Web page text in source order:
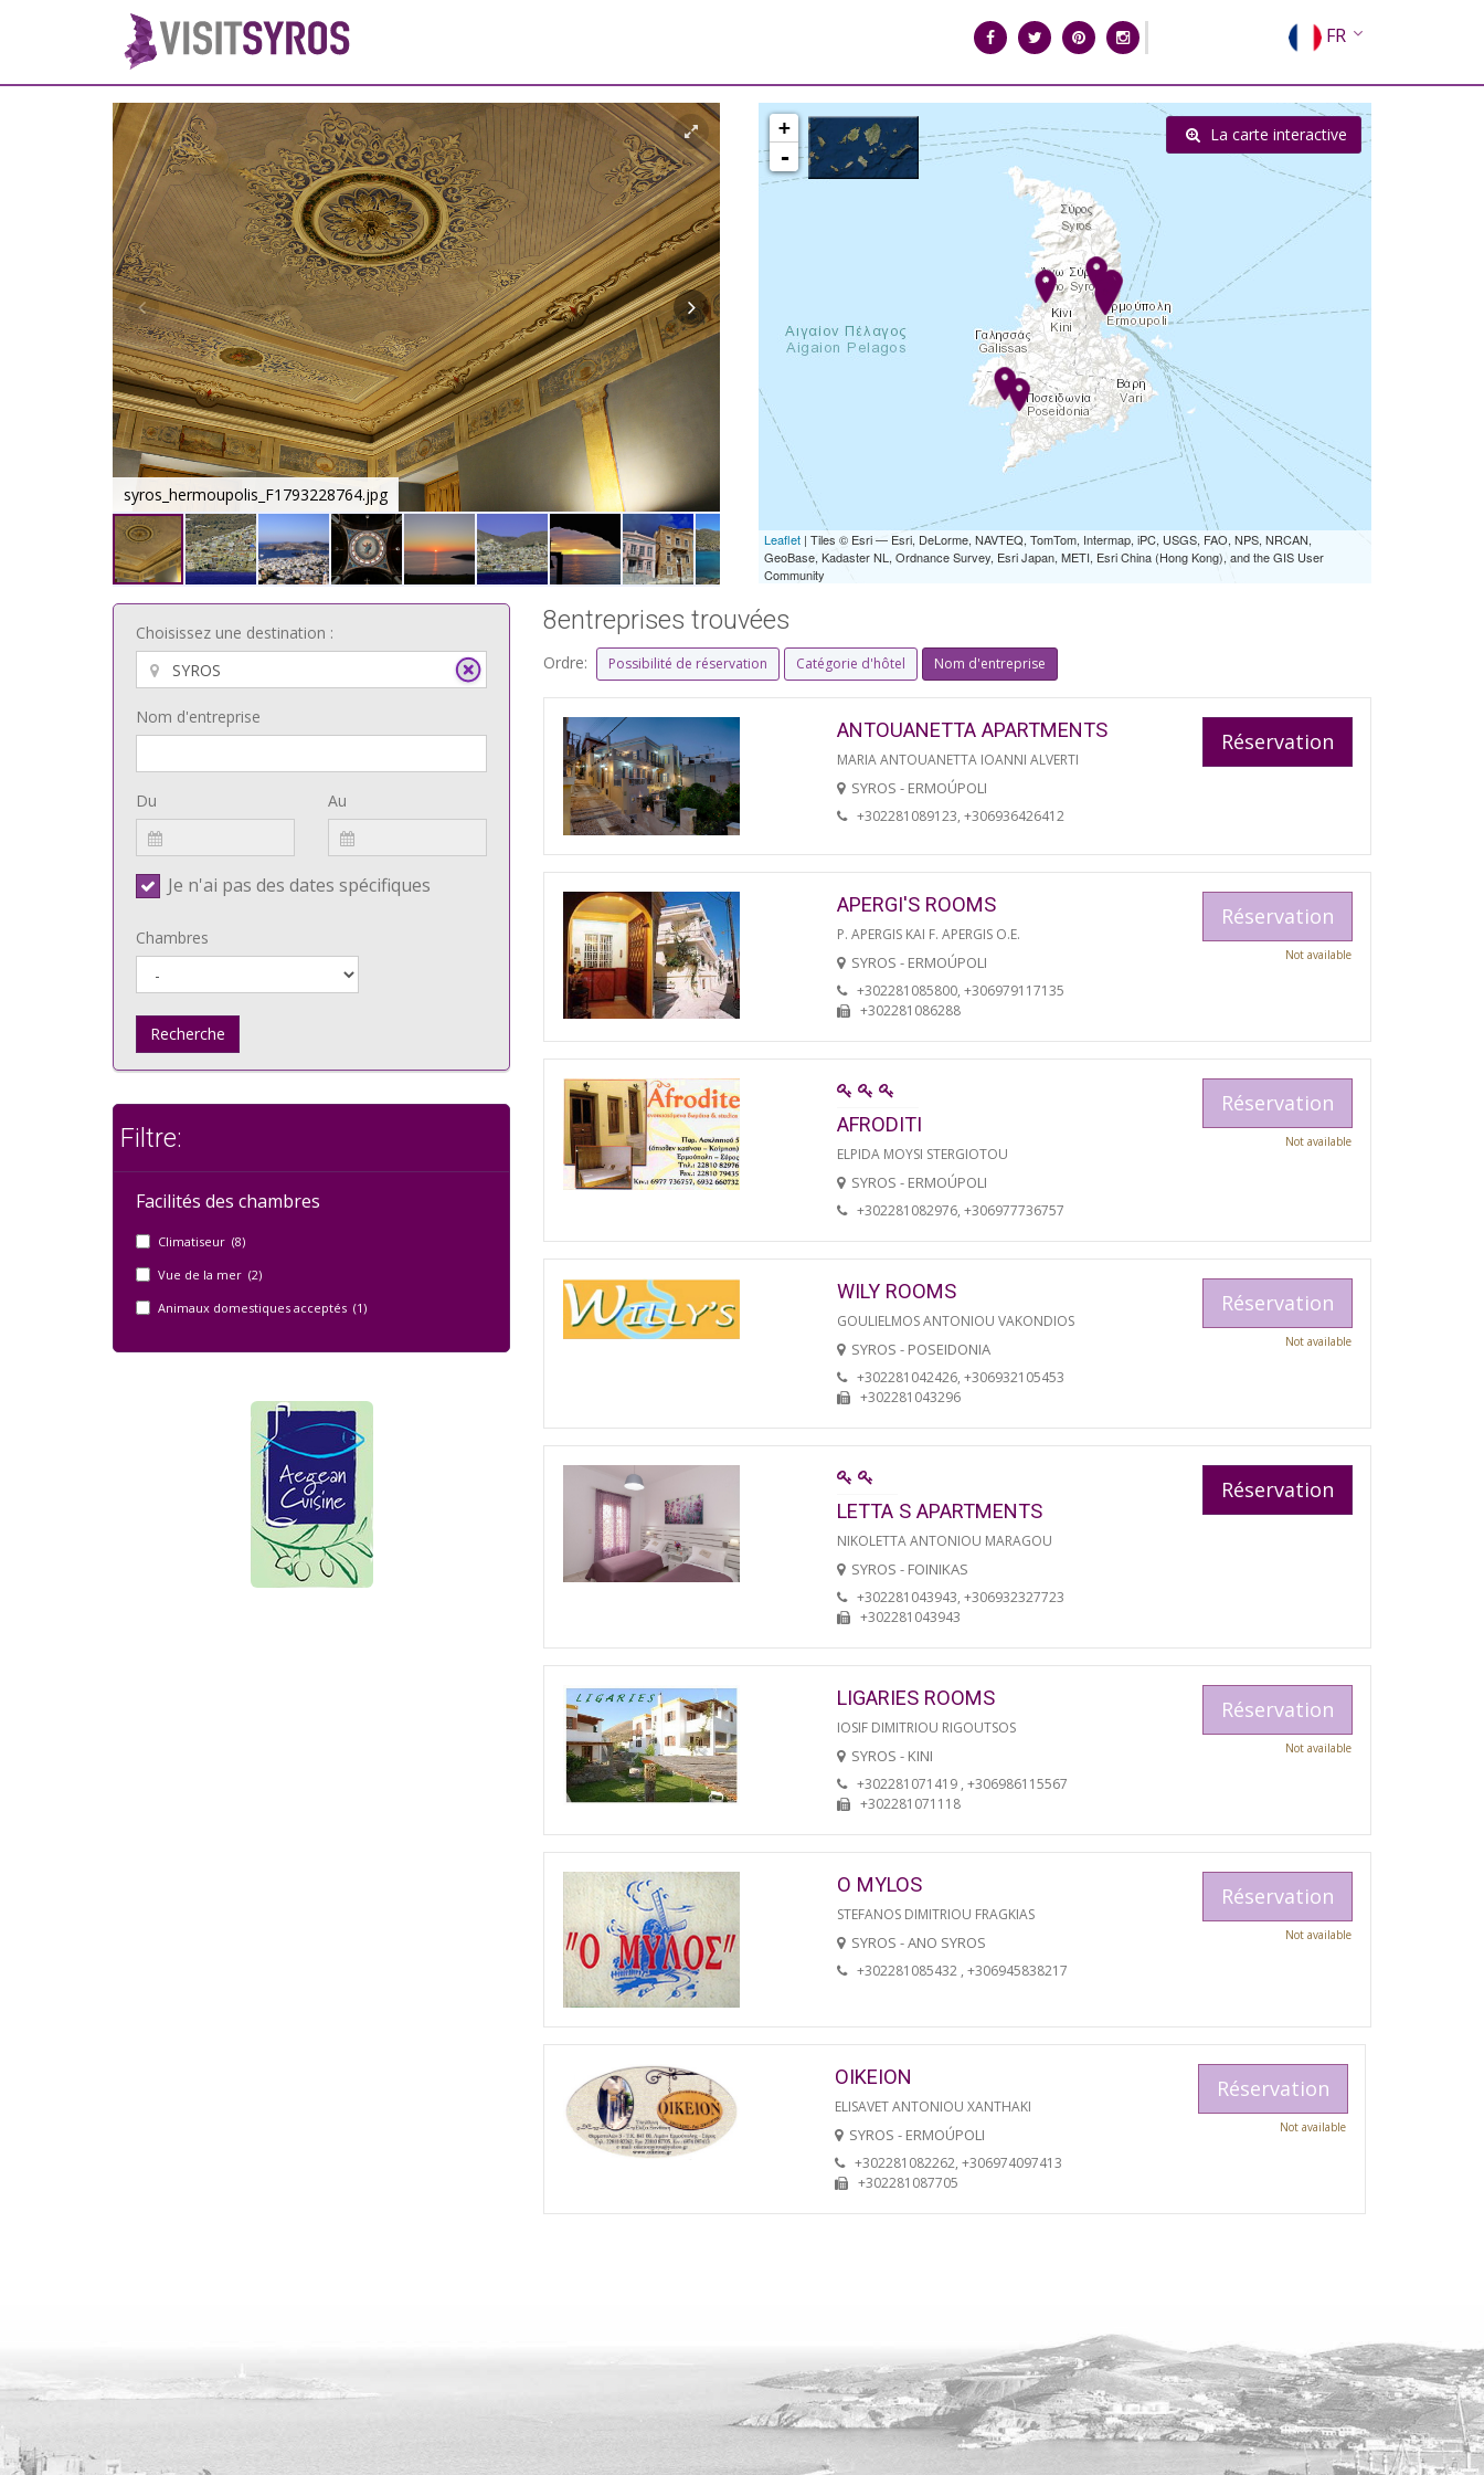
FR
EN
EL
RU
syros_hermoupolis_F1793228764.jpg syros_vaporia_F268133321.jpg
+
-
Leaflet | Tiles © Esri — Esri, DeLorme, NAVTEQ, TomTom, Intermap, iPC, USGS, FAO, NPS, NRCAN,
GeoBase, Kadaster NL, Ordnance Survey, Esri Japan, METI, Esri China (Hong Kong), and the GIS User
Community
La carte interactive
Choisissez une destination :
Nom d'entreprise
Du Au
Je n'ai pas des dates spécifiques
Chambres
Recherche
Filtre:
Facilités des chambres
Climatiseur (8)
Vue de la mer (2)
Animaux domestiques acceptés (1)
8entreprises trouvées
Ordre: Possibilité de réservation Catégorie d'hôtel Nom d'entreprise
ANTOUANETTA APARTMENTS
MARIA ANTOUANETTA IOANNI ALVERTI
SYROS - ERMOÚPOLI
+302281089123, +306936426412
Réservation
APERGI'S ROOMS
P. APERGIS KAI F. APERGIS O.E.
SYROS - ERMOÚPOLI
+302281085800, +306979117135
+302281086288
Réservation
Not available
AFRODITI
ELPIDA MOYSI STERGIOTOU
SYROS - ERMOÚPOLI
+302281082976, +306977736757
Réservation
Not available
WILY ROOMS
GOULIELMOS ANTONIOU VAKONDIOS
SYROS - POSEIDONIA
+302281042426, +306932105453
+302281043296
Réservation
Not available
LETTA S APARTMENTS
NIKOLETTA ANTONIOU MARAGOU
SYROS - FOINIKAS
+302281043943, +306932327723
+302281043943
Réservation
LIGARIES ROOMS
IOSIF DIMITRIOU RIGOUTSOS
SYROS - KINI
+302281071419 , +306986115567
+302281071118
Réservation
Not available
O MYLOS
STEFANOS DIMITRIOU FRAGKIAS
SYROS - ANO SYROS
+302281085432 , +306945838217
Réservation
Not available
OIKEION
ELISAVET ANTONIOU XANTHAKI
SYROS - ERMOÚPOLI
+302281082262, +306974097413
+302281087705
Réservation
Not available